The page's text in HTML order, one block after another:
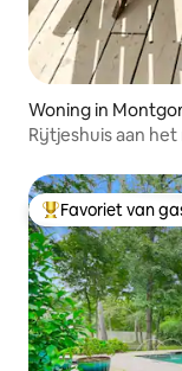
Woning in
Rijtjeshuis aan het
Topfavoriet van
Favoriet van